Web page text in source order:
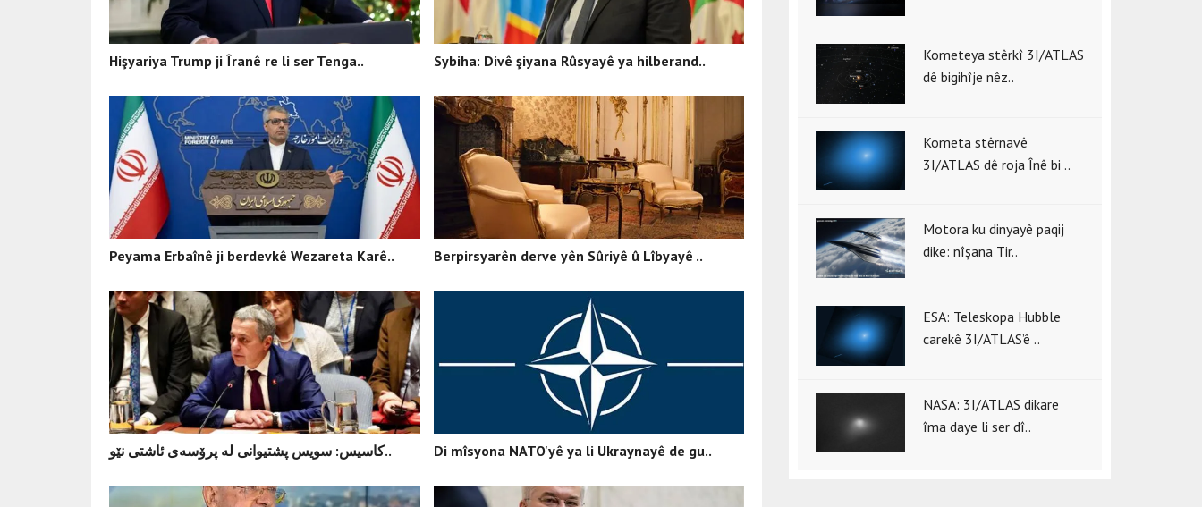
Hişyariya Trump ji Îranê re li ser Tenga.. Sybiha: Divê şiyana Rûsyayê ya hilberand..
Peyama Erbaînê ji berdevkê Wezareta Karê.. Berpirsyarên derve yên Sûriyê û Lîbyayê ..
کاسیس: سویس پشتیوانی لە پرۆسەی ئاشتی نێو.. Di mîsyona NATO'yê ya li Ukraynayê de gu..
Kometeya stêrkî 3I/ATLAS
dê bigihîje nêz..
Kometa stêrnavê
3I/ATLAS dê roja Înê bi ..
Motora ku dinyayê paqij
dike: nîşana Tir..
ESA: Teleskopa Hubble
carekê 3I/ATLAS’ê ..
NASA: 3I/ATLAS dikare
îma daye li ser dî..